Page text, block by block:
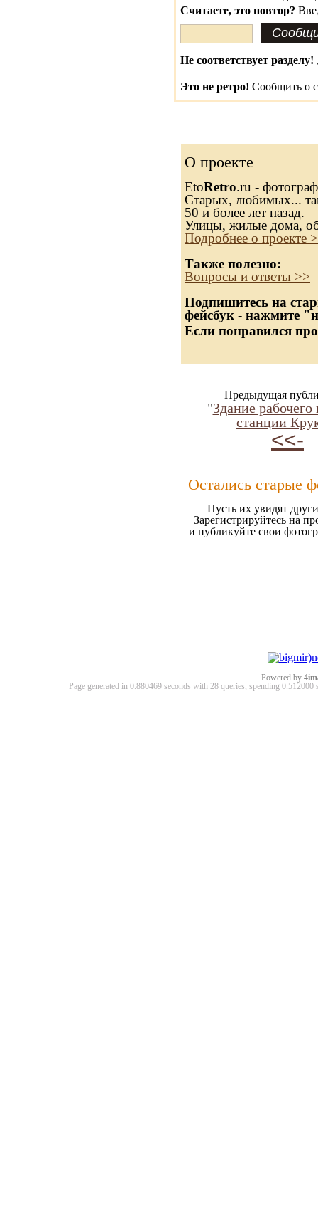
Считаете, это повтор?
Не соответствует разделу!
Это не ретро! Сообщить о
О проекте
EtoRetro.ru -
Старых, любимых...
50 и более лет назад.
Улицы, жилые дома,
Подробнее о проекте
Также полезно:
Вопросы и ответы >>
Подпишитесь на
фейсбук - нажмите
Если понравился
Предыдущая
"Здание рабочего
станции
<<-
Остались старые
Пусть их увидят
Зарегистрируйтесь на
и публикуйте свои
Powered by
Page generated in 0.880469 seconds with 28 queries, spending